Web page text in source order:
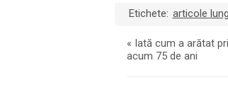
Etichete: articole
« Iată cum a arătat
acum 75 de ani